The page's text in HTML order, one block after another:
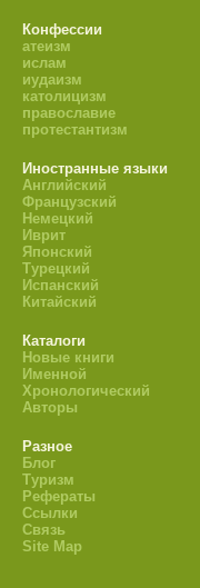
Конфессии
атеизм
ислам
иудаизм
католицизм
православие
протестантизм
Иностранные языки
Английский
Французский
Немецкий
Иврит
Японский
Турецкий
Испанский
Китайский
Каталоги
Новые книги
Именной
Хронологический
Авторы
Разное
Блог
Туризм
Рефераты
Ссылки
Связь
Site Map